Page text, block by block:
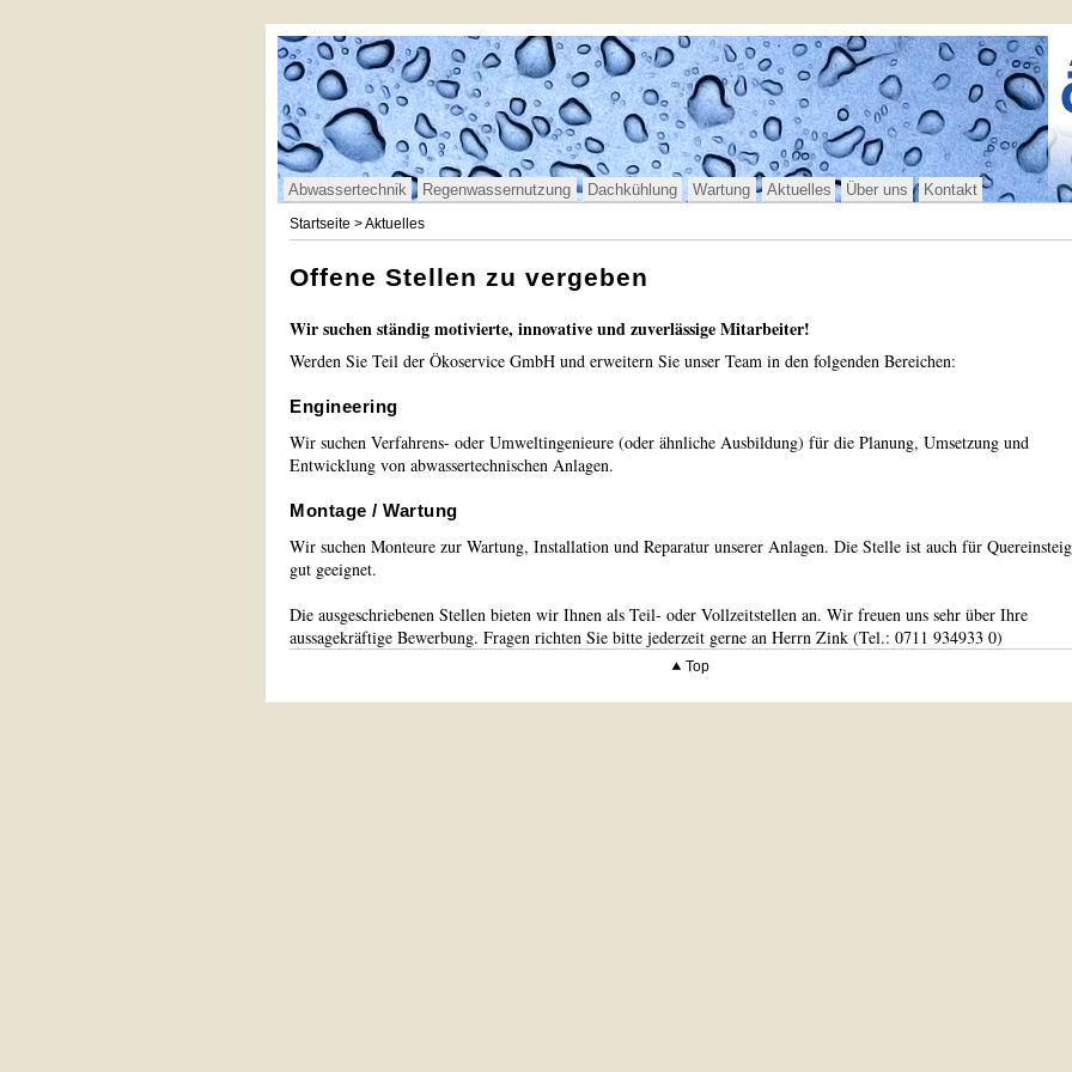
Abwassertechnik Regenwassernutzung Dachkühlung Wartung Aktuelles Über uns Kontakt
Startseite > Aktuelles
Offene Stellen zu vergeben
Wir suchen ständig motivierte, innovative und zuverlässige Mitarbeiter!
Werden Sie Teil der Ökoservice GmbH und erweitern Sie unser Team in den folgenden Bereichen:
Engineering
Wir suchen Verfahrens- oder Umweltingenieure (oder ähnliche Ausbildung) für die Planung, Umsetzung und
Entwicklung von abwassertechnischen Anlagen.
Montage / Wartung
Wir suchen Monteure zur Wartung, Installation und Reparatur unserer Anlagen. Die Stelle ist auch für
gut geeignet.
Die ausgeschriebenen Stellen bieten wir Ihnen als Teil- oder Vollzeitstellen an. Wir freuen uns sehr über Ihre
aussagekräftige Bewerbung. Fragen richten Sie bitte jederzeit gerne an Herrn Zink (Tel.: 0711 934933 0)
Top